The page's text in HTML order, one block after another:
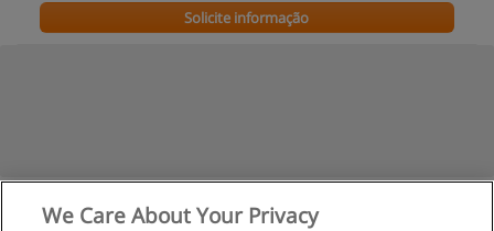
Solicite informação
We Care About Your Privacy